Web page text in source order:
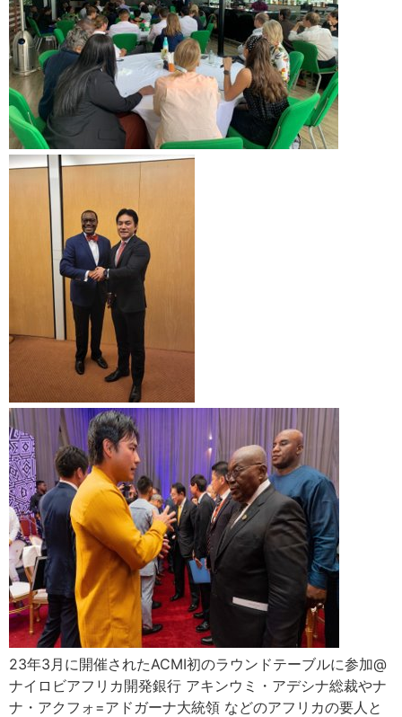
23年3月に開催されたACMI初のラウンドテーブルに参加@
ナイロビ​アフリカ開発銀行 アキンウミ・アデシナ総裁やナ
ナ・アクフォ=アドガーナ大統領 などのアフリカの要人と